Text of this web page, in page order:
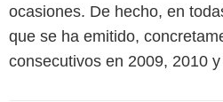
ocasiones. De hecho, en
que se ha emitido,
consecutivos en 2009, 2010 y